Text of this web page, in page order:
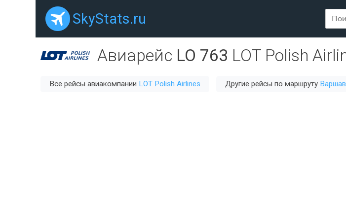
SkyStats.ru
Авиарейс LO 763 LOT Polish
Все рейсы авиакомпании LOT Polish Airlines Другие рейсы по маршруту